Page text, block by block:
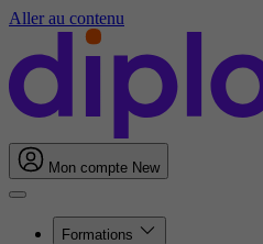
Aller au contenu
Mon compte New
Formations